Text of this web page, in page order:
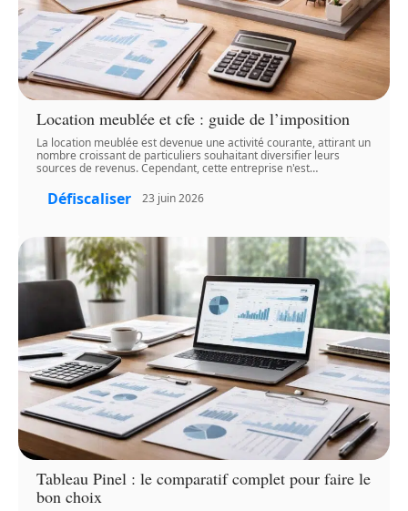
Location meublée et cfe : guide de l’imposition
La location meublée est devenue une activité courante, attirant un
nombre croissant de particuliers souhaitant diversifier leurs
sources de revenus. Cependant, cette entreprise n'est…
Défiscaliser 23 juin 2026
Tableau Pinel : le comparatif complet pour faire le
bon choix